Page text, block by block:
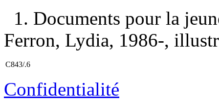
1. Documents pour la
Ferron, Lydia, 1986-,
C843/.6
Confidentialité